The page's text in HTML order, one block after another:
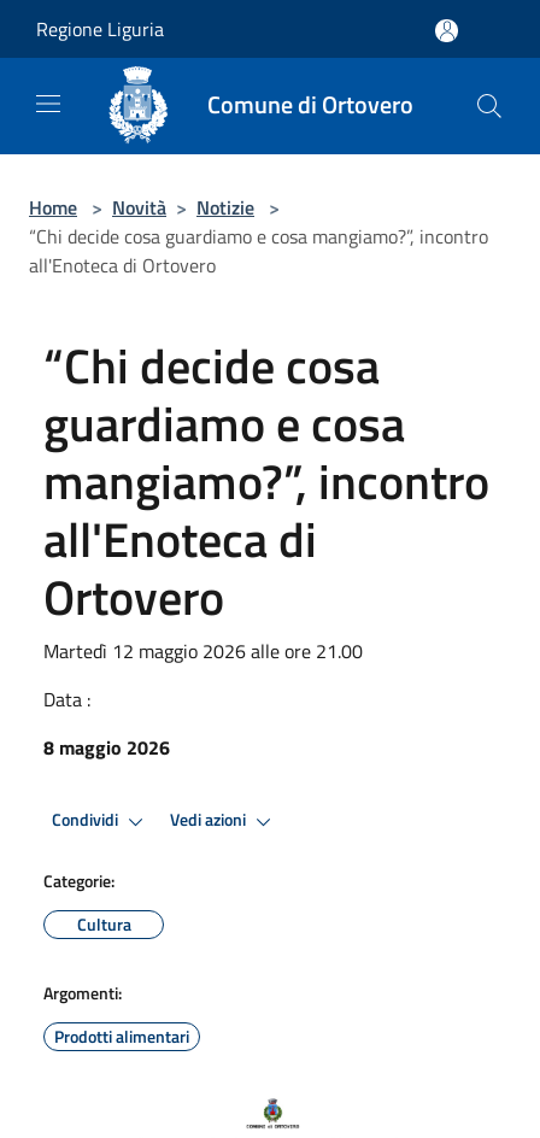
Regione Liguria
Comune di Ortovero
Home > Novità > Notizie >
“Chi decide cosa guardiamo e cosa mangiamo?”, incontro
all'Enoteca di Ortovero
“Chi decide cosa
guardiamo e cosa
mangiamo?”, incontro
all'Enoteca di
Ortovero
Martedì 12 maggio 2026 alle ore 21.00
Data :
8 maggio 2026
Condividi Vedi azioni
Categorie:
Cultura
Argomenti:
Prodotti alimentari